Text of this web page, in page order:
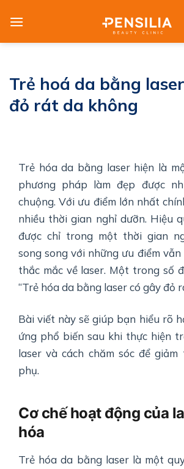
Trẻ hoá da bằng
đỏ rát da không
Trẻ hóa da bằng laser hiện là
phương pháp làm đẹp được
chuộng. Với ưu điểm lớn nhất
nhiều thời gian nghỉ dưỡn. Hiệu
được chỉ trong một thời gian
song song với những ưu điểm vẫn
thắc mắc về laser. Một trong số
“Trẻ hóa da bằng laser có gây đỏ
Bài viết này sẽ giúp bạn hiểu rõ
ứng phổ biến sau khi thực hiện
laser và cách chăm sóc để
phụ.
Cơ chế hoạt động của
hóa
Trẻ hóa da bằng laser là một